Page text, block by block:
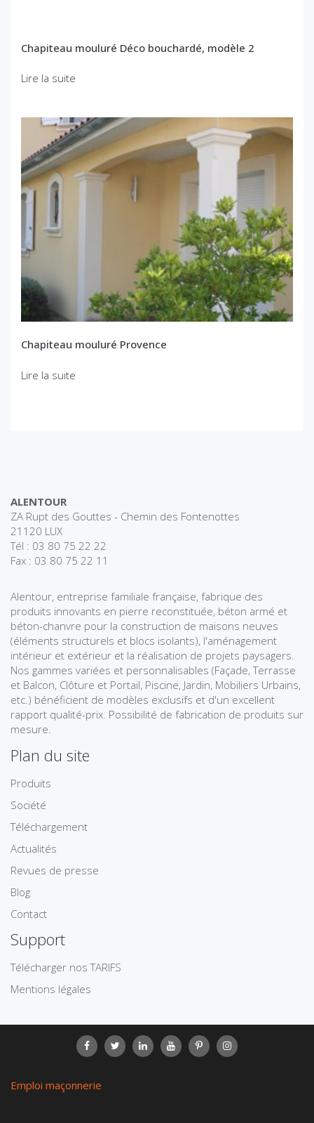
Chapiteau mouluré Déco bouchardé, modèle 2
Lire la suite
Chapiteau mouluré Provence
Lire la suite
ALENTOUR
ZA Rupt des Gouttes - Chemin des Fontenottes
21120 LUX
Tél : 03 80 75 22 22
Fax : 03 80 75 22 11
Alentour, entreprise familiale française, fabrique des
produits innovants en pierre reconstituée, béton armé et
béton-chanvre pour la construction de maisons neuves
(éléments structurels et blocs isolants), l'aménagement
intérieur et extérieur et la réalisation de projets paysagers.
Nos gammes variées et personnalisables (Façade, Terrasse
et Balcon, Clôture et Portail, Piscine, Jardin, Mobiliers Urbains,
etc.) bénéficient de modèles exclusifs et d'un excellent
rapport qualité-prix. Possibilité de fabrication de produits sur
mesure.
Plan du site
Produits
Société
Téléchargement
Actualités
Revues de presse
Blog
Contact
Support
Télécharger nos TARIFS
Mentions légales
Emploi maçonnerie